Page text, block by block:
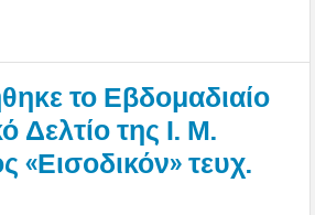
το Εβδομαδιαίο
Δελτίο της Ι. Μ.
«Εισοδικόν» τευχ.